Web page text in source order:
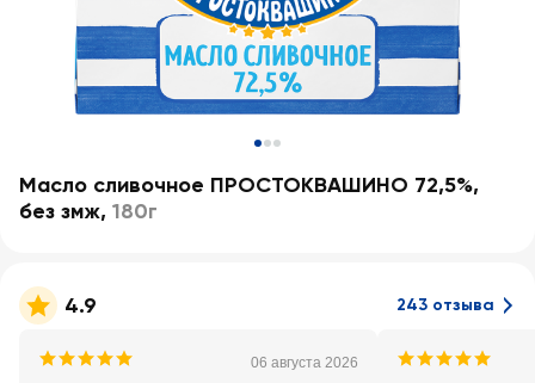
Масло сливочное ПРОСТОКВАШИНО 72,5%,
без змж, 180г
4.9 243 отзыва
06 августа 2026